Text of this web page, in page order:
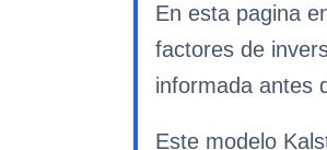
En esta pagina
factores de
informada antes
Este modelo